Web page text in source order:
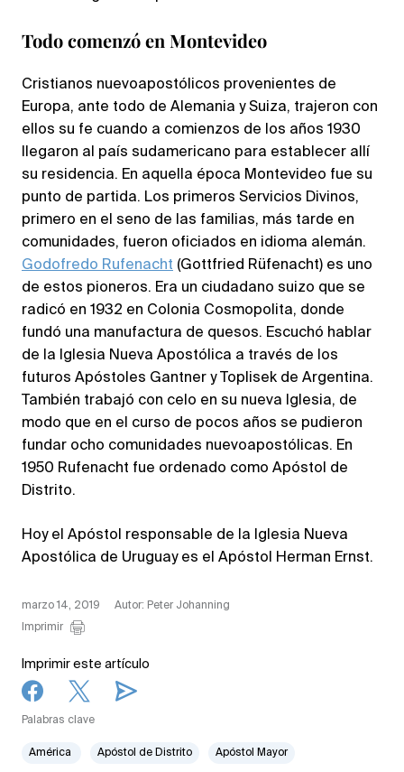
Todo comenzó en Montevideo
Cristianos nuevoapostólicos provenientes de
Europa, ante todo de Alemania y Suiza, trajeron con
ellos su fe cuando a comienzos de los años 1930
llegaron al país sudamericano para establecer allí
su residencia. En aquella época Montevideo fue su
punto de partida. Los primeros Servicios Divinos,
primero en el seno de las familias, más tarde en
comunidades, fueron oficiados en idioma alemán.
Godofredo Rufenacht (Gottfried Rüfenacht) es uno
de estos pioneros. Era un ciudadano suizo que se
radicó en 1932 en Colonia Cosmopolita, donde
fundó una manufactura de quesos. Escuchó hablar
de la Iglesia Nueva Apostólica a través de los
futuros Apóstoles Gantner y Toplisek de Argentina.
También trabajó con celo en su nueva Iglesia, de
modo que en el curso de pocos años se pudieron
fundar ocho comunidades nuevoapostólicas. En
1950 Rufenacht fue ordenado como Apóstol de
Distrito.
Hoy el Apóstol responsable de la Iglesia Nueva
Apostólica de Uruguay es el Apóstol Herman Ernst.
marzo 14, 2019
Autor: Peter Johanning
Imprimir
Imprimir este artículo
Palabras clave
América Apóstol de Distrito Apóstol Mayor